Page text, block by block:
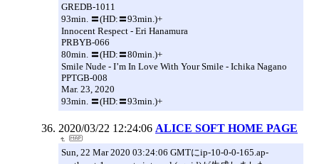
GREDB-1011
93min. 〓(HD:〓93min.)+
Innocent Respect - Eri Hanamura
PRBYB-066
80min. 〓(HD:〓80min.)+
Smile Nude - I’m In Love With Your Smile - Ichika Nagano
PPTGB-008
Mar. 23, 2020
93min. 〓(HD:〓93min.)+
2020/03/22 12:24:06 ALICE SOFT HOME PAGE
Sun, 22 Mar 2020 03:24:06 GMTにip-10-0-0-165.ap-